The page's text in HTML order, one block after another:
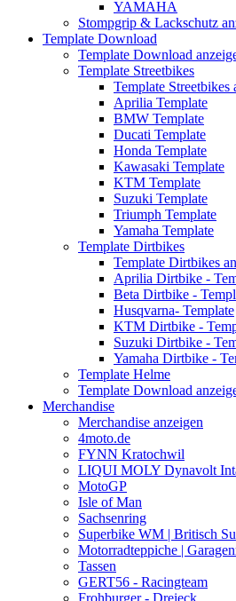
YAMAHA
Stompgrip & Lackschutz
Template Download
Template Download
Template Streetbikes
Template Streetbikes
Aprilia Template
BMW Template
Ducati Template
Honda Template
Kawasaki Template
KTM Template
Suzuki Template
Triumph Template
Yamaha Template
Template Dirtbikes
Template Dirtbikes
Aprilia Dirtbike -
Beta Dirtbike -
Husqvarna- Template
KTM Dirtbike -
Suzuki Dirtbike -
Yamaha Dirtbike -
Template Helme
Template Download
Merchandise
Merchandise anzeigen
4moto.de
FYNN Kratochwil
LIQUI MOLY Dynavolt
MotoGP
Isle of Man
Sachsenring
Superbike WM | Britisch
Motorradteppiche |
Tassen
GERT56 - Racingteam
Frohburger - Dreieck